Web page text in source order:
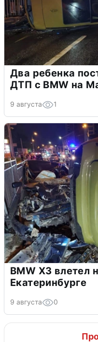
Два ребенка
ДТП с BMW на
9 августа 1
BMW X3 влетел
Екатеринбурге
9 августа 0